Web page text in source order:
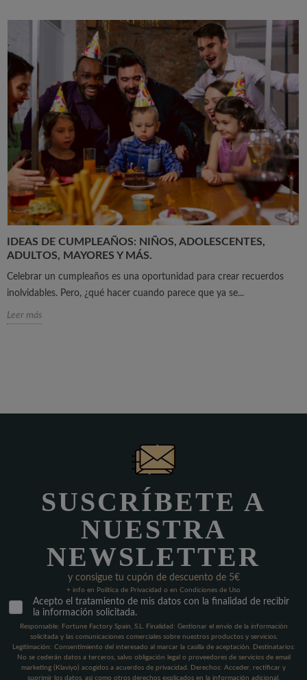
IDEAS DE CUMPLEAÑOS: NIÑOS, ADOLESCENTES,
ADULTOS, MAYORES Y MÁS.
Celebrar un cumpleaños es una oportunidad para crear recuerdos
inolvidables. Pero, ¿qué hacer cuando parece que ya se...
Leer más
SUSCRÍBETE A
NUESTRA
NEWSLETTER
y consigue tu cupón de descuento de 5€
+ info en Política de Privacidad o en Condiciones de Uso
Acepto el tratamiento de mis datos con la finalidad de recibir
la información solicitada.
Responsable: Fortune Factory Spain, S.L. Finalidad: Gestionar el envío de la información
solicitada y las comunicaciones comerciales sobre nuestros productos y servicios.
Legitimación: Consentimiento del interesado al marcar la casilla de aceptación. Destinatarios:
No se cederán datos a terceros, salvo obligación legal o proveedores de servicios de email
marketing (Klaviyo) acogidos a acuerdos de privacidad. Derechos: Acceder, rectificar y
suprimir los datos, así como otros derechos explicados en la información adicional.